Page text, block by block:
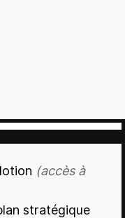
(accès à
stratégique